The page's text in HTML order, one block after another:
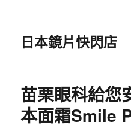
日本鏡片快閃店
苗栗眼科給您
本面霜Smile